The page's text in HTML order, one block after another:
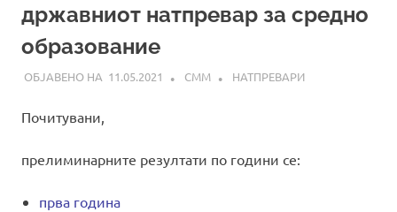
државниот натпревар за средно
образование
11.05.2021 СММ НАТПРЕВАРИ
Почитувани,
прелиминарните резултати по години се:
прва година